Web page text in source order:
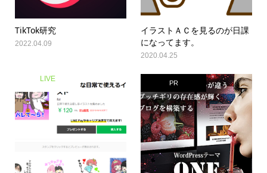
TikTok研究
2022.04.09
イラストＡＣを見るのが日課
になってます。
2020.04.25
LIVE PR